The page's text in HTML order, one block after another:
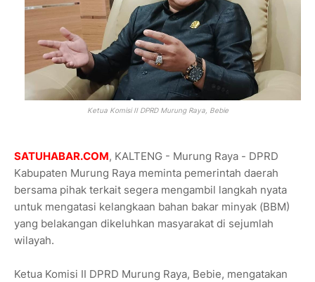
Ketua Komisi II DPRD Murung Raya, Bebie
SATUHABAR.COM, KALTENG - Murung Raya - DPRD
Kabupaten Murung Raya meminta pemerintah daerah
bersama pihak terkait segera mengambil langkah nyata
untuk mengatasi kelangkaan bahan bakar minyak (BBM)
yang belakangan dikeluhkan masyarakat di sejumlah
wilayah.
Ketua Komisi II DPRD Murung Raya, Bebie, mengatakan